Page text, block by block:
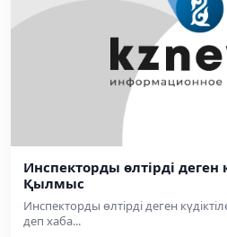
Инспекторды өлтірді деген
Қылмыс
Инспекторды өлтірді деген
деп хаба...